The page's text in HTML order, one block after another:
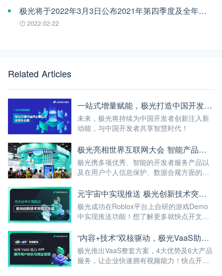
极光将于2022年3月3日公布2021年第四季度及全年财报
2022-02-22
Related Articles
一站式增量赋能，极光打造中国开发者服务全景生态圈
未来，极光将持续为中国开发者创新注入新
动能，与中国开发者共享智慧时代！
极光亮相世界互联网大会 智能产品及合规成果吸引众多企业、领导关注
极光携多项优秀、智能的开发者服务产品以
及在用户个人信息保护、数据合规方面的努
元宇宙中实现推送 极光创新技术突破次元壁
极光成功在Roblox平台上自研的游戏Demo
中实现推送功能！想了解更多就快点开文章
“内容+技术”双核驱动，极光VaaS助力APP提升用户时长与商业变现
极光推出VaaS整套方案，4大优势及6大产品
服务，让企业快速拥有视频能力！快点开看